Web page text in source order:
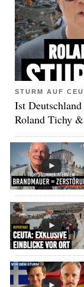
STURM AUF
Ist
Roland Tichy